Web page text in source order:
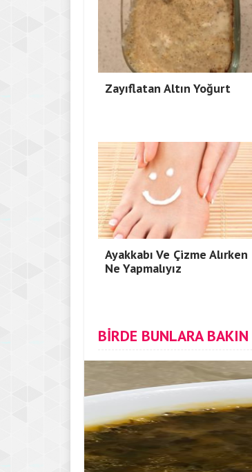
Zayıflatan Altın Yoğurt
Ayakkabı Ve Çizme Alırken
Ne Yapmalıyız
BİRDE BUNLARA BAKIN